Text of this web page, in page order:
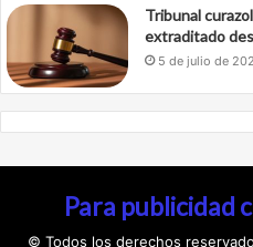
Tribunal
extraditado
5 de julio de
Para publicidad
© Todos los derechos